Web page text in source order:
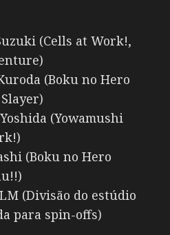
(Cells at Work!,
(Boku no Hero
(Yowamushi
(Boku no Hero
(Divisão do estúdio
para spin-offs)